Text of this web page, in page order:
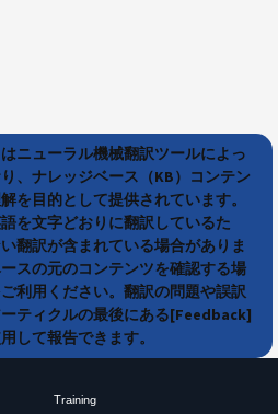
ニューラル機械翻訳ツールによっ
、ナレッジベース（KB）コンテン
を目的として提供されています。
を文字どおりに翻訳しているた
翻訳が含まれている場合がありま
スの元のコンテンツを確認する場
利用ください。翻訳の問題や誤訳
ティクルの最後にある[Feedback]
して報告できます。
Training